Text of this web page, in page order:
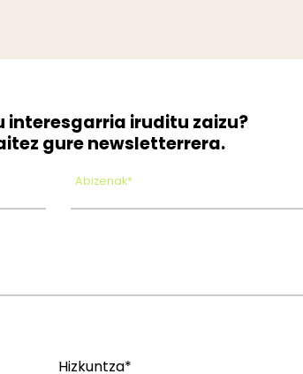
interesgarria iruditu zaizu?
gure newsletterrera.
Abizenak*
Hizkuntza*